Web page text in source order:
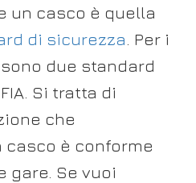
un casco è quella
di sicurezza . Per i
due standard
Si tratta di
che
è conforme
gare. Se vuoi